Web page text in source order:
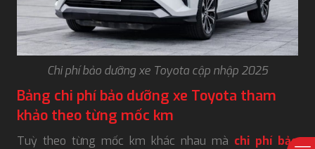
Chi phí bảo dưỡng xe Toyota cập nhập 2025
Bảng chi phí bảo dưỡng xe Toyota tham
khảo theo từng mốc km
Tuỳ theo từng mốc km khác nhau mà chi phí bảo